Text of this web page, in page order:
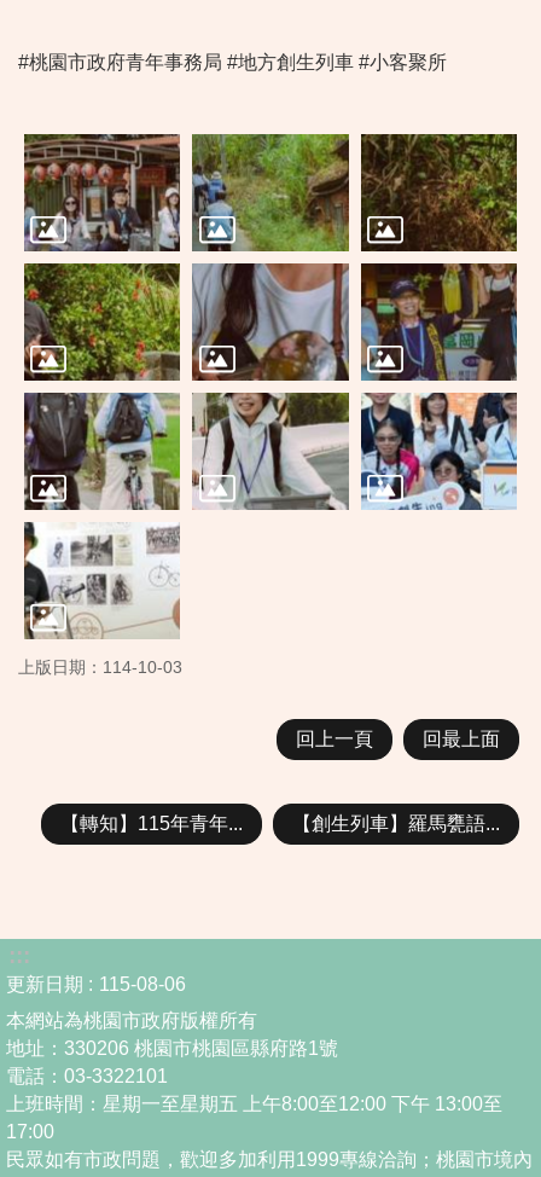
#桃園市政府青年事務局 #地方創生列車 #小客聚所
上版日期：114-10-03
回上一頁 回最上面
【轉知】115年青年... 【創生列車】羅馬甕語...
:::
更新日期
115-08-06
本網站為桃園市政府版權所有
地址：330206 桃園市桃園區縣府路1號
電話：03-3322101
上班時間：星期一至星期五 上午8:00至12:00 下午 13:00至
17:00
民眾如有市政問題，歡迎多加利用1999專線洽詢；桃園市境內